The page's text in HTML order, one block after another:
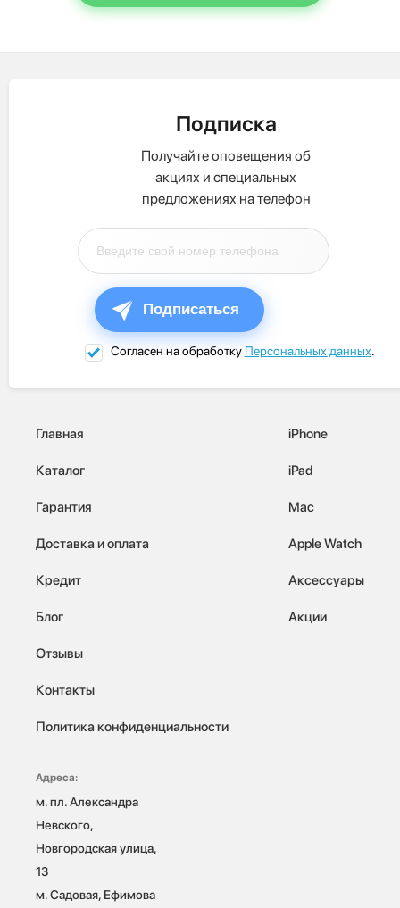
Подписка
Получайте оповещения об
акциях и специальных
предложениях на телефон
Подписаться
Согласен на обработку Персональных данных.
Главная
Каталог
Гарантия
Доставка и оплата
Кредит
Блог
Отзывы
Контакты
Политика конфиденциальности
iPhone
iPad
Mac
Apple Watch
Аксессуары
Акции
Адреса:
м. пл. Александра
Невского,
Новгородская улица,
13
м. Садовая, Ефимова